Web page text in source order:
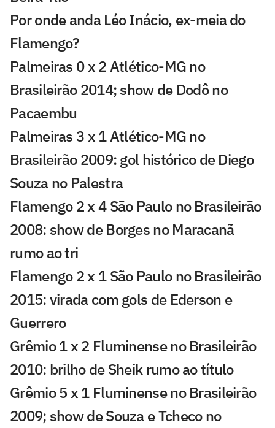
Por onde anda Léo Inácio, ex-meia do
Flamengo?
Palmeiras 0 x 2 Atlético-MG no
Brasileirão 2014; show de Dodô no
Pacaembu
Palmeiras 3 x 1 Atlético-MG no
Brasileirão 2009: gol histórico de Diego
Souza no Palestra
Flamengo 2 x 4 São Paulo no Brasileirão
2008: show de Borges no Maracanã
rumo ao tri
Flamengo 2 x 1 São Paulo no Brasileirão
2015: virada com gols de Ederson e
Guerrero
Grêmio 1 x 2 Fluminense no Brasileirão
2010: brilho de Sheik rumo ao título
Grêmio 5 x 1 Fluminense no Brasileirão
2009; show de Souza e Tcheco no